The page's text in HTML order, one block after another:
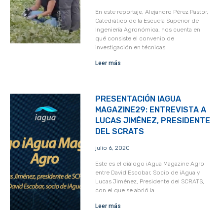
En este reportaje, Alejandro Pérez Pastor,
Catedrático de la Escuela Superior de
Ingeniería Agronómica, nos cuenta en
qué consiste el convenio de
investigación en técnicas
Leer más
PRESENTACIÓN IAGUA
MAGAZINE29: ENTREVISTA A
LUCAS JIMÉNEZ, PRESIDENTE
DEL SCRATS
julio 6, 2020
Este es el diálogo iAgua Magazine Agro
entre David Escobar, Socio de iAgua y
Lucas Jiménez, Presidente del SCRATS,
con el que se abrió la
Leer más